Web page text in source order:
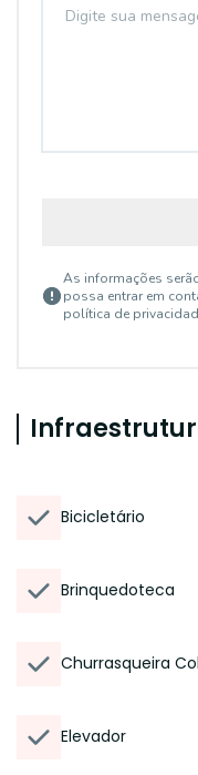
As informações
possa entrar em
política de
Bicicletário
Brinquedoteca
Churrasqueira
Elevador